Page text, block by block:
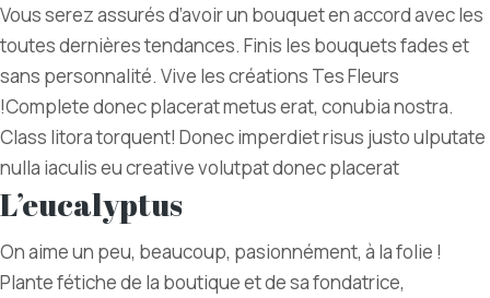
Vous serez assurés d’avoir un bouquet en accord avec les
toutes dernières tendances. Finis les bouquets fades et
sans personnalité. Vive les créations Tes Fleurs
!Complete donec placerat metus erat, conubia nostra.
Class litora torquent! Donec imperdiet risus justo ulputate
nulla iaculis eu creative volutpat donec placerat
L’eucalyptus
On aime un peu, beaucoup, pasionnément, à la folie !
Plante fétiche de la boutique et de sa fondatrice,